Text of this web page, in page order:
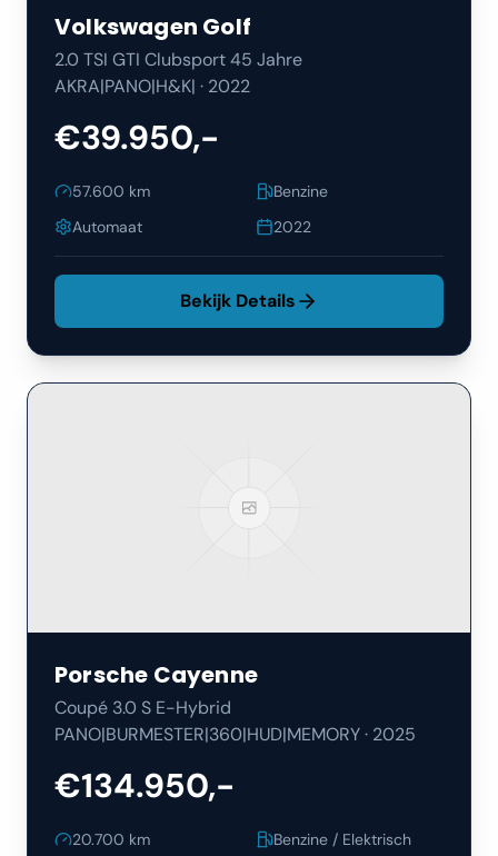
Volkswagen Golf
2.0 TSI GTI Clubsport 45 Jahre
AKRA|PANO|H&K| · 2022
€39.950,-
57.600 km
Benzine
Automaat
2022
Bekijk Details
Porsche Cayenne
Coupé 3.0 S E-Hybrid
PANO|BURMESTER|360|HUD|MEMORY· 2025
€134.950,-
20.700 km Benzine / Elektrisch